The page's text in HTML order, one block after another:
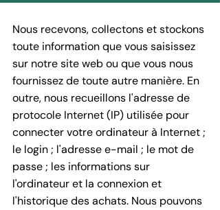
Nous recevons, collectons et stockons
toute information que vous saisissez
sur notre site web ou que vous nous
fournissez de toute autre manière. En
outre, nous recueillons l'adresse de
protocole Internet (IP) utilisée pour
connecter votre ordinateur à Internet ;
le login ; l'adresse e-mail ; le mot de
passe ; les informations sur
l'ordinateur et la connexion et
l'historique des achats. Nous pouvons